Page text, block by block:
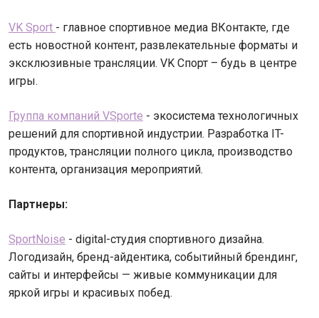
VK Sport - главное спортивное медиа ВКонтакте, где
есть новостной контент, развлекательные форматы и
эксклюзивные трансляции. VK Спорт – будь в центре
игры.
Группа компаний VSporte - экосистема технологичных
решений для спортивной индустрии. Разработка IT-
продуктов, трансляции полного цикла, производство
контента, организация мероприятий.
Партнеры:
SportNoise - digital-студия спортивного дизайна.
Логодизайн, бренд-айдентика, событийный брендинг,
сайты и интерфейсы — живые коммуникации для
яркой игры и красивых побед.